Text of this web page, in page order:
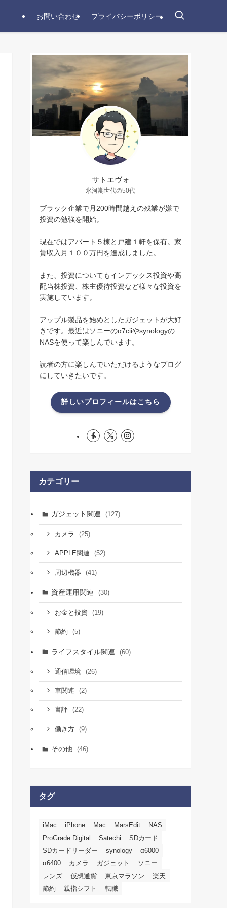
お問い合わせ プライバシーポリシー
サトエヴォ
氷河期世代の50代
ブラック企業で月200時間越えの残業が嫌で
投資の勉強を開始。
現在ではアパート５棟と戸建１軒を保有。家
賃収入月１００万円を達成しました。
また、投資についてもインデックス投資や高
配当株投資、株主優待投資など様々な投資を
実施しています。
アップル製品を始めとしたガジェットが大好
きです。最近はソニーのα7ciiやsynologyの
NASを使って楽しんでいます。
読者の方に楽しんでいただけるようなブログ
にしていきたいです。
詳しいプロフィールはこちら
カテゴリー
ガジェット関連 (127)
カメラ (25)
APPLE関連 (52)
周辺機器 (41)
資産運用関連 (30)
お金と投資 (19)
節約 (5)
ライフスタイル関連 (60)
通信環境 (26)
車関連 (2)
書評 (22)
働き方 (9)
その他 (46)
タグ
iMac iPhone Mac MarsEdit
NAS
ProGrade Digital
Satechi
SDカード
SDカードリーダー
synology
α6000
α6400
カメラ ガジェット
ソニー
レンズ
仮想通貨 東京マラソン
楽天
節約
親指シフト 転職